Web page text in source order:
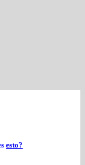
esto?